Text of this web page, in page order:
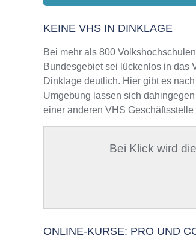
KEINE VHS IN DINKLAGE
Bei mehr als 800
Bundesgebiet sei lückenlos in das
Dinklage deutlich. Hier gibt es
Umgebung lassen sich
einer anderen VHS
Bei Klick wird
ONLINE-KURSE: PRO UND